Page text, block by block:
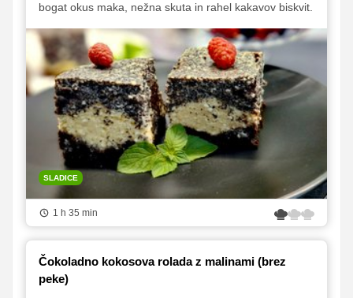
bogat okus maka, nežna skuta in rahel kakavov biskvit.
SLADICE
1 h 35 min
Čokoladno kokosova rolada z malinami (brez
peke)